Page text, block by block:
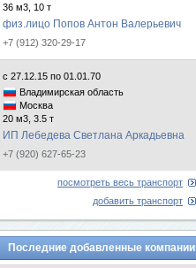
36 м3, 10 т
физ.лицо Попов Антон Валерьевич
+7 (912) 320-29-17
с 27.12.15 по 01.01.70
Владимирская область
Москва
20 м3, 3.5 т
ИП Лебедева Светлана Аркадьевна
+7 (920) 627-65-23
посмотреть весь транспорт
добавить транспорт
Последние добавленные компании